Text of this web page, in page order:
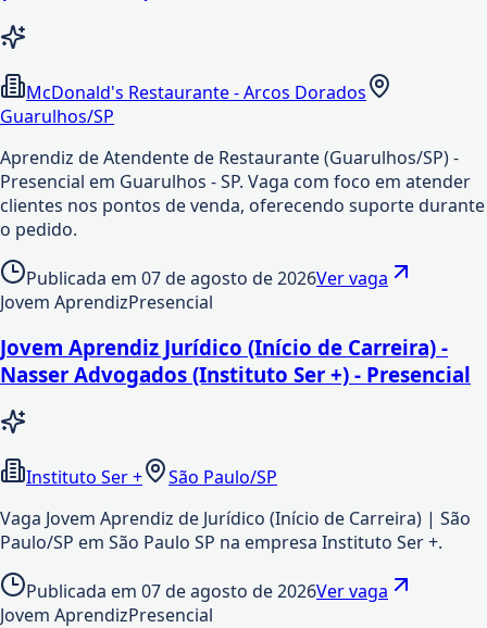
McDonald's Restaurante - Arcos Dorados
Guarulhos/SP
Aprendiz de Atendente de Restaurante (Guarulhos/SP) -
Presencial em Guarulhos - SP. Vaga com foco em atender
clientes nos pontos de venda, oferecendo suporte durante
o pedido.
Publicada em 07 de agosto de 2026Ver vaga
Jovem AprendizPresencial
Jovem Aprendiz Jurídico (Início de Carreira) -
Nasser Advogados (Instituto Ser +) - Presencial
Instituto Ser +
São Paulo/SP
Vaga Jovem Aprendiz de Jurídico (Início de Carreira) | São
Paulo/SP em São Paulo SP na empresa Instituto Ser +.
Publicada em 07 de agosto de 2026Ver vaga
Jovem AprendizPresencial